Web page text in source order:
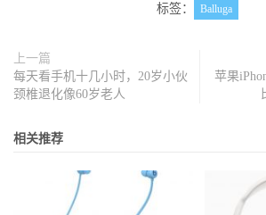
标签： Balluga
上一篇
每天看手机十几小时，20岁小伙
颈椎退化像60岁老人
苹果
相关推荐